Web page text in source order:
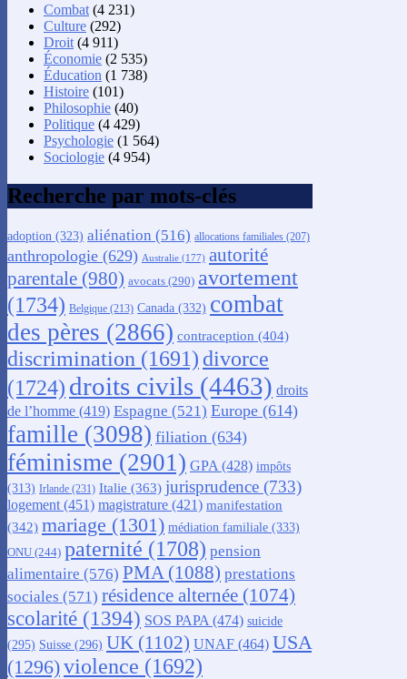
Combat (4 231)
Culture (292)
Droit (4 911)
Économie (2 535)
Éducation (1 738)
Histoire (101)
Philosophie (40)
Politique (4 429)
Psychologie (1 564)
Sociologie (4 954)
Recherche par mots-clés
adoption (323) aliénation (516) allocations familiales (207)
anthropologie (629) Australie (177) autorité
parentale (980) avocats (290) avortement
(1734) Belgique (213) Canada (332) combat
des pères (2866) contraception (404)
discrimination (1691) divorce
(1724) droits civils (4463) droits
de l’homme (419) Espagne (521) Europe (614)
famille (3098) filiation (634)
féminisme (2901) GPA (428) impôts
(313) Irlande (231) Italie (363) jurisprudence (733)
logement (451) magistrature (421) manifestation
(342) mariage (1301) médiation familiale (333)
ONU (244) paternité (1708) pension
alimentaire (576) PMA (1088) prestations
sociales (571) résidence alternée (1074)
scolarité (1394) SOS PAPA (474) suicide
(295) Suisse (296) UK (1102) UNAF (464) USA
(1296)violence (1692)